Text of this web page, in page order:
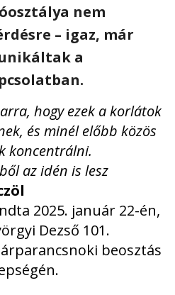
nem
– igaz, már
a
hogy ezek a korlátok
és minél előbb közös
koncentrálni.
az idén is lesz
2025. január 22-én,
Dezső 101.
beosztás